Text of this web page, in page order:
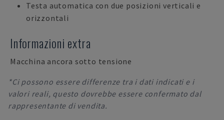
Testa automatica con due posizioni verticali e
orizzontali
Informazioni extra
Macchina ancora sotto tensione
*Ci possono essere differenze tra i dati indicati e i
valori reali, questo dovrebbe essere confermato dal
rappresentante di vendita.